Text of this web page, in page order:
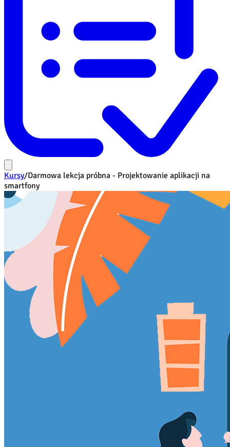
Kursy/Darmowa lekcja próbna - Projektowanie aplikacji na
smartfony